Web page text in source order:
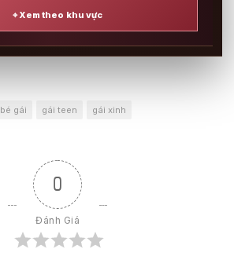
⌖ Xem theo khu vực
bé gái gái teen gái xinh
0
Đánh Giá